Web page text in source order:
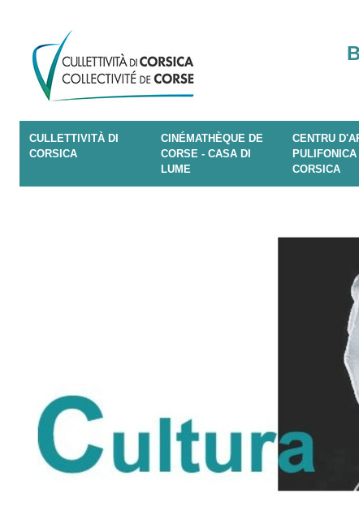
CULLETTIVITÀ DI
CORSICA
CINÉMATHÈQUE DE
CORSE - CASA DI
LUME
CENTRU
PULIFONICA
CORSICA